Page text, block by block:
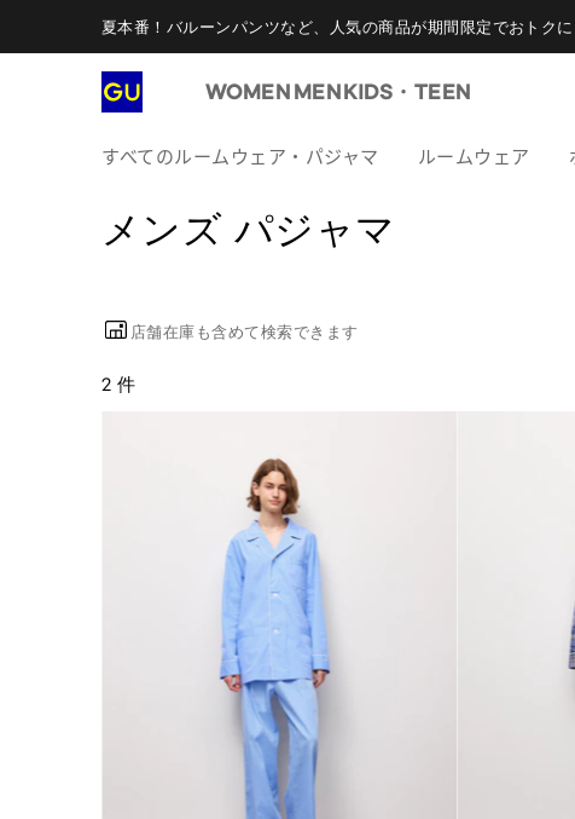
夏本番！バルーンパンツなど、人気の商品が期間限定でおトクに
WOMEN MENKIDS・TEEN
すべてのルームウェア・パジャマ ルームウェア
メンズ パジャマ
店舗在庫も含めて検索できます
2 件